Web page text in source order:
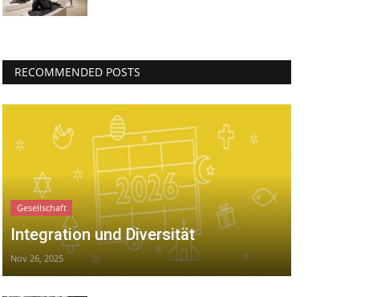
RECOMMENDED POSTS
Gesellschaft
Integration und Diversität
Nov 26, 2025